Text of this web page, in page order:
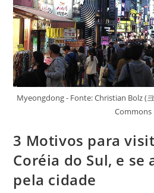
Myeongdong - Fonte: Christian Bolz (
Commons
3 Motivos para
Coréia do Sul, e se
pela cidade